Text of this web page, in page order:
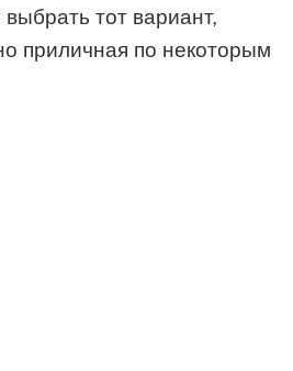
тот вариант,
приличная по некоторым